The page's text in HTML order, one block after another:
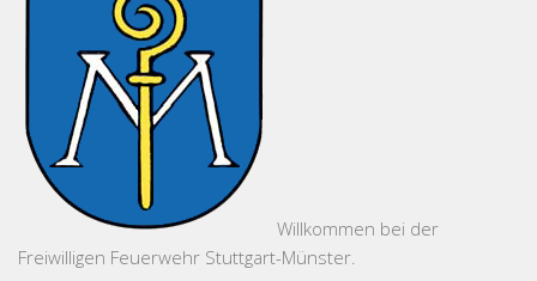
Willkommen bei der
Freiwilligen Feuerwehr Stuttgart-Münster.